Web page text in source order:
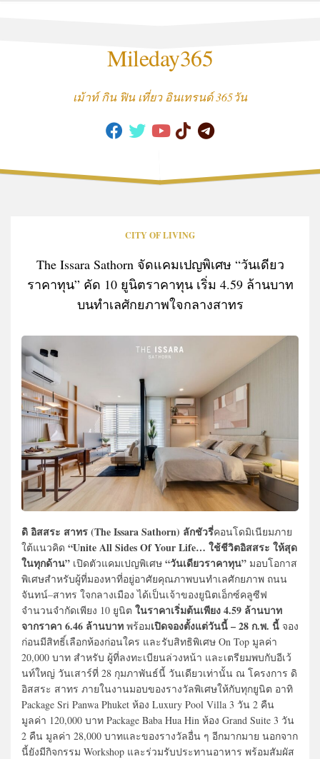
Mileday365
เม้าท์ กิน ฟิน เที่ยว อินเทรนด์ 365วัน
CITY OF LIVING
The Issara Sathorn จัดแคมเปญพิเศษ “วันเดียว
ราคาทุน” คัด 10 ยูนิตราคาทุน เริ่ม 4.59 ล้านบาท
บนทำเลศักยภาพใจกลางสาทร
ดิ อิสสระ สาทร (The Issara Sathorn) ลักชัวรี่คอนโดมิเนียมภาย
ใต้แนวคิด “Unite All Sides Of Your Life… ใช้ชีวิตอิสสระ ให้สุด
ในทุกด้าน” เปิดตัวแคมเปญพิเศษ “วันเดียวราคาทุน” มอบโอกาส
พิเศษสำหรับผู้ที่มองหาที่อยู่อาศัยคุณภาพบนทำเลศักยภาพ ถนน
จันทน์–สาทร ใจกลางเมือง ได้เป็นเจ้าของยูนิตเอ็กซ์คลูซีฟ
จำนวนจำกัดเพียง 10 ยูนิต ในราคาเริ่มต้นเพียง 4.59 ล้านบาท
จากราคา 6.46 ล้านบาท พร้อมเปิดจองตั้งแต่วันนี้ – 28 ก.พ. นี้ จอง
ก่อนมีสิทธิ์เลือกห้องก่อนใคร และรับสิทธิพิเศษ On Top มูลค่า
20,000 บาท สำหรับ ผู้ที่ลงทะเบียนล่วงหน้า และเตรียมพบกับอีเว้
นท์ใหญ่ วันเสาร์ที่ 28 กุมภาพันธ์นี้ วันเดียวเท่านั้น ณ โครงการ ดิ
อิสสระ สาทร ภายในงานมอบของรางวัลพิเศษให้กับทุกยูนิต อาทิ
Package Sri Panwa Phuket ห้อง Luxury Pool Villa 3 วัน 2 คืน
มูลค่า 120,000 บาท Package Baba Hua Hin ห้อง Grand Suite 3 วัน
2 คืน มูลค่า 28,000 บาทและของรางวัลอื่น ๆ อีกมากมาย นอกจาก
นี้ยังมีกิจกรรม Workshop และร่วมรับประทานอาหาร พร้อมสัมผัส